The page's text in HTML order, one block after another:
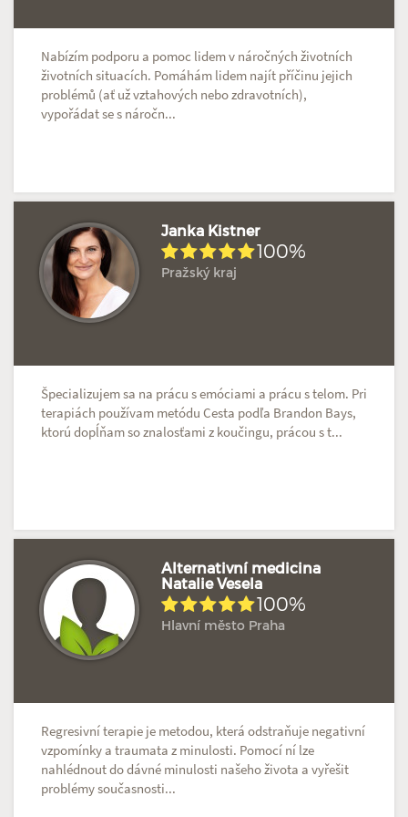
Nabízím podporu a pomoc lidem v náročných životních
životních situacích. Pomáhám lidem najít příčinu jejich
problémů (ať už vztahových nebo zdravotních),
vypořádat se s náročn...
Janka Kistner
100%
Pražský kraj
Špecializujem sa na prácu s emóciami a prácu s telom. Pri
terapiách používam metódu Cesta podľa Brandon Bays,
ktorú dopĺňam so znalosťami z koučingu, prácou s t...
Alternativní medicina
Natalie Vesela
100%
Hlavní město Praha
Regresivní terapie je metodou, která odstraňuje negativní
vzpomínky a traumata z minulosti. Pomocí ní lze
nahlédnout do dávné minulosti našeho života a vyřešit
problémy současnosti...
Hodnoceno: 1×
Hodnoceno: 1× Profil terapeuta